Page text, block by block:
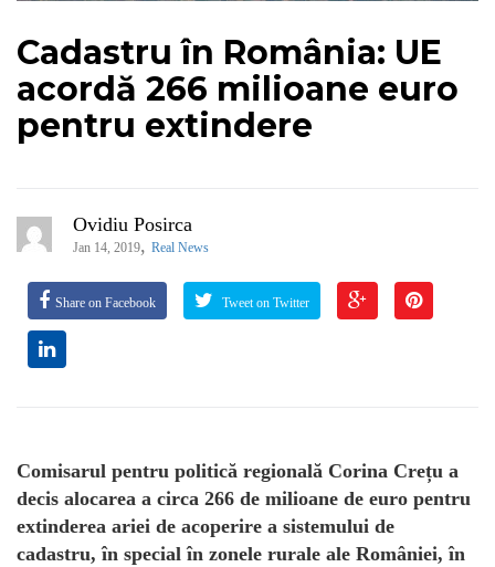
Cadastru în România: UE
acordă 266 milioane euro
pentru extindere
Ovidiu Posirca
Jan 14, 2019, Real News
Share on Facebook Tweet on Twitter
Comisarul pentru politică regională Corina Crețu a
decis alocarea a circa 266 de milioane de euro pentru
extinderea ariei de acoperire a sistemului de
cadastru, în special în zonele rurale ale României, în